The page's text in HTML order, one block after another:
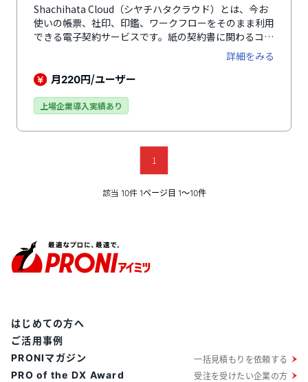
Shachihata Cloud（シヤチハタクラウド）とは、今お
使いの帳票、社印、印鑑、ワークフローをそのまま利用
できる電子契約サービスです。紙の契約書に関わるコス
トを削減できるのはもちろん、導入システムに合わせた
帳票を作る必要がないのが大きなメリットです。ワード
やエクセルで作成したファイルをアップロードするだけ
在お使いの社印の印影登録もできるため、慣れ親しんだ
紙での押印と同じように利用できるのが特徴のひとつで
す。リモートワークで利用したいツールNo.1（※）、
導入しやすい電子印鑑サービスNo.1（※）、顧客満足
度の高い電子印鑑サービスNo.1（※）に選ばれていま
す。（※ゼネラルリサーチ調べ（2021年3月））
詳細をみる
月220円/ユーザー
上場企業導入実績あり
1
該当 10件 1ページ目 1〜10件
はじめての方へ
ご活用事例
PRONIマガジン
PRO of the DX Award
一括見積もりを依頼する
受注を受けたい企業の方